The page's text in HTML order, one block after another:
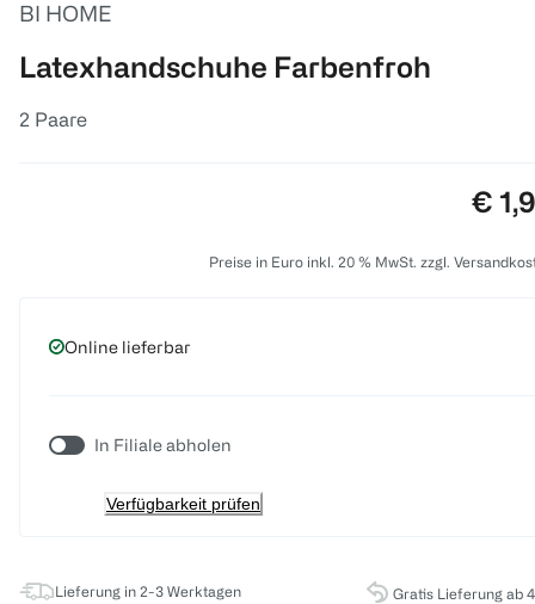
BI HOME
Latexhandschuhe Farbenfroh
2 Paare
€
Preise in Euro inkl. 20 % MwSt. zzgl.
Online lieferbar
In Filiale abholen
Verfügbarkeit prüfen
Lieferung in 2-3 Werktagen Gratis Lieferung ab